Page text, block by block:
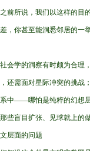
前所说，我们以这样的目
，你甚至能洞悉邻居的一
会学的洞察有时颇为合理
还需面对星际冲突的挑战
中——哪怕是纯粹的幻想
些盲目扩张、见球就上的
层面的问题